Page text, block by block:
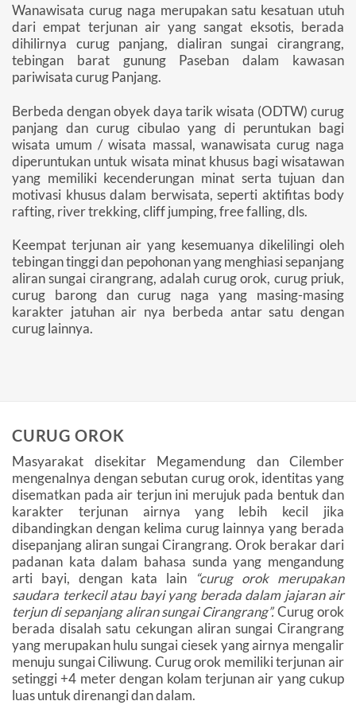
Wanawisata curug naga merupakan satu kesatuan utuh
dari empat terjunan air yang sangat eksotis, berada
dihilirnya curug panjang, dialiran sungai cirangrang,
tebingan barat gunung Paseban dalam kawasan
pariwisata curug Panjang.
Berbeda dengan obyek daya tarik wisata (ODTW) curug
panjang dan curug cibulao yang di peruntukan bagi
wisata umum / wisata massal, wanawisata curug naga
diperuntukan untuk wisata minat khusus bagi wisatawan
yang memiliki kecenderungan minat serta tujuan dan
motivasi khusus dalam berwisata, seperti aktifitas body
rafting, river trekking, cliff jumping, free falling, dls.
Keempat terjunan air yang kesemuanya dikelilingi oleh
tebingan tinggi dan pepohonan yang menghiasi sepanjang
aliran sungai cirangrang, adalah curug orok, curug priuk,
curug barong dan curug naga yang masing-masing
karakter jatuhan air nya berbeda antar satu dengan
curug lainnya.
CURUG OROK
Masyarakat disekitar Megamendung dan Cilember
mengenalnya dengan sebutan curug orok, identitas yang
disematkan pada air terjun ini merujuk pada bentuk dan
karakter terjunan airnya yang lebih kecil jika
dibandingkan dengan kelima curug lainnya yang berada
disepanjang aliran sungai Cirangrang. Orok berakar dari
padanan kata dalam bahasa sunda yang mengandung
arti bayi, dengan kata lain
“curug orok merupakan
saudara terkecil atau bayi yang berada dalam jajaran air
terjun di sepanjang aliran sungai Cirangrang”.Curug orok
berada disalah satu cekungan aliran sungai Cirangrang
yang merupakan hulu sungai ciesek yang airnya mengalir
menuju sungai Ciliwung. Curug orok memiliki terjunan air
setinggi +4 meter dengan kolam terjunan air yang cukup
luas untuk direnangi dan dalam.